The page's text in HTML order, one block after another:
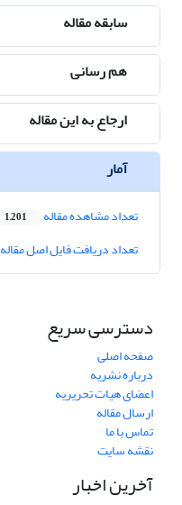
سابقه مقاله
هم رسانی
ارجاع به این مقاله
آمار
تعداد مشاهده مقاله 1,201
تعداد دریافت فایل اصل مقاله
دسترسی سریع
صفحه اصلی
درباره نشریه
اعضای هیات تحریریه
ارسال مقاله
تماس با ما
نقشه سایت
آخرین اخبار